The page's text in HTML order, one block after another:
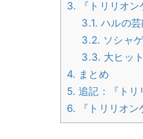
3. 『トリリオ
3.1. ハルの
3.2. ソシャ
3.3. 大ヒッ
4. まとめ
5. 追記：『トリ
6. 『トリリオ